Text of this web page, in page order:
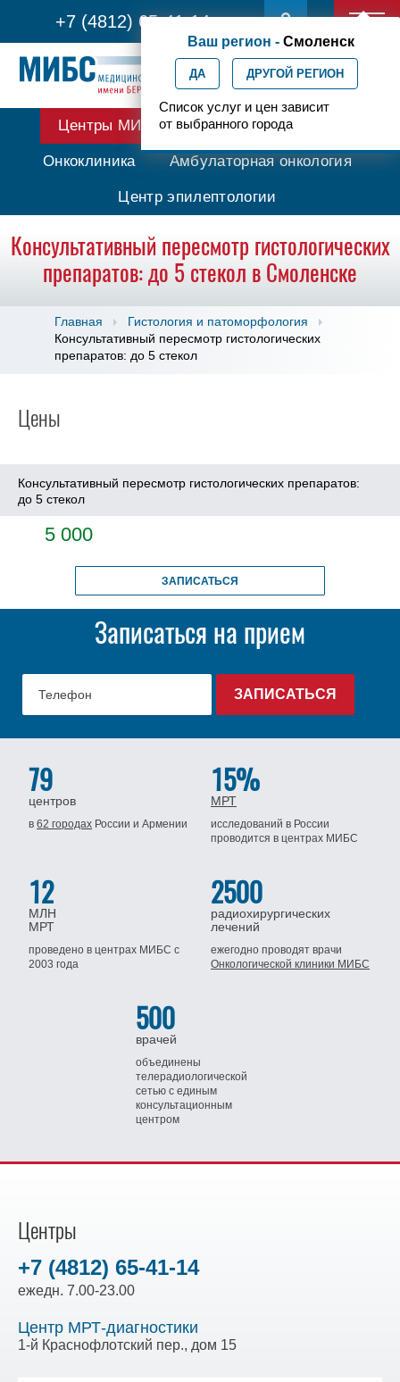
+7 (4812) 65-41-14
Ваш регион - Смоленск
ДА ДРУГОЙ РЕГИОН
Список услуг и цен зависит
от выбранного города
Центры МИБС Протонная терапия
Онкоклиника Амбулаторная онкология
Центр эпилептологии
Консультативный пересмотр гистологических
препаратов: до 5 стекол в Смоленске
Главная
Гистология и патоморфология
Консультативный пересмотр гистологических
препаратов: до 5 стекол
Цены
Консультативный пересмотр гистологических препаратов:
до 5 стекол
5 000
ЗАПИСАТЬСЯ
Записаться на прием
79
центров
в62 городах Россиии Армении
15%
МРТ
исследований в России
проводится в центрах МИБС
12
МЛН
МРТ
проведено в центрах МИБСс
2003 года
2500
радиохирургических
лечений
ежегодно проводят врачи
Онкологической клиники МИБС
500
врачей
объединены
телерадиологической
сетью с единым
консультационным
центром
Центры
+7 (4812) 65-41-14
ежедн. 7.00-23.00
Центр МРТ-диагностики
1-й Краснофлотский пер., дом 15